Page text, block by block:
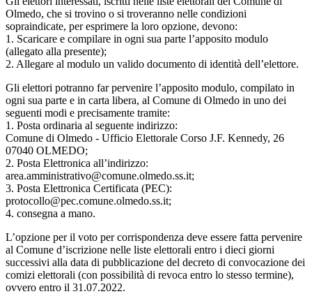
Olmedo, che si trovino o si troveranno nelle condizioni
sopraindicate, per esprimere la loro opzione, devono:
1. Scaricare e compilare in ogni sua parte l’apposito modulo
(allegato alla presente);
2. Allegare al modulo un valido documento di identità dell’elettore.
Gli elettori potranno far pervenire l’apposito modulo, compilato in
ogni sua parte e in carta libera, al Comune di Olmedo in uno dei
seguenti modi e precisamente tramite:
1. Posta ordinaria al seguente indirizzo:
Comune di Olmedo - Ufficio Elettorale Corso J.F. Kennedy, 26
07040 OLMEDO;
2. Posta Elettronica all’indirizzo:
area.amministrativo@comune.olmedo.ss.it;
3. Posta Elettronica Certificata (PEC):
protocollo@pec.comune.olmedo.ss.it;
4. consegna a mano.
L’opzione per il voto per corrispondenza deve essere fatta pervenire
al Comune d’iscrizione nelle liste elettorali entro i dieci giorni
successivi alla data di pubblicazione del decreto di convocazione dei
comizi elettorali (con possibilità di revoca entro lo stesso termine),
ovvero entro il 31.07.2022.